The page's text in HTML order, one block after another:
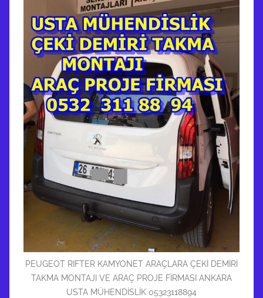
PEUGEOT RIFTER KAMYONET ARAÇLARA ÇEKİ DEMİRİ
TAKMA MONTAJI VE ARAÇ PROJE FİRMASI ANKARA
USTA MÜHENDİSLİK 05323118894